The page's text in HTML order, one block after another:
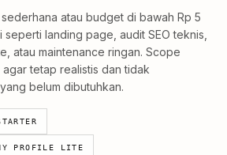
atau budget di bawah Rp 5
landing page, audit SEO teknis,
atau maintenance ringan. Scope
tetap realistis dan tidak
belum dibutuhkan.
PROFILE LITE